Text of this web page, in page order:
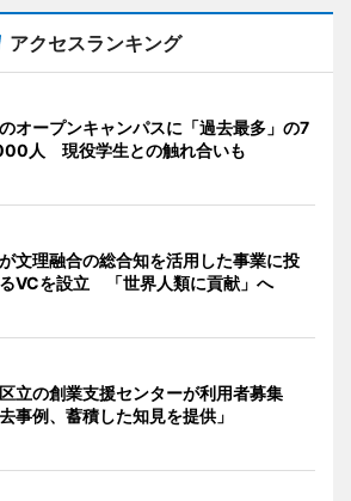
アクセスランキング
オープンキャンパスに「過去最多」の7
人 現役学生との触れ合いも
文理融合の総合知を活用した事業に投
VCを設立 「世界人類に貢献」へ
立の創業支援センターが利用者募集
去事例、蓄積した知見を提供」